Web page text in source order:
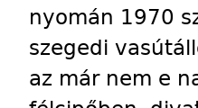
nyomán 1970
szegedi
az már nem e